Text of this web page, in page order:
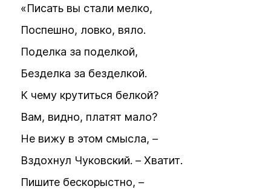
«Писать вы стали мелко,
Поспешно, ловко, вяло.
Поделка за поделкой,
Безделка за безделкой.
К чему крутиться белкой?
Вам, видно, платят мало?
Не вижу в этом смысла, –
Вздохнул Чуковский. – Хватит.
Пишите бескорыстно, –